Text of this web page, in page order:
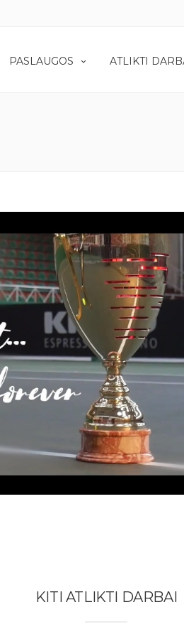
PASLAUGOS ATLIKTI
KITI ATLIKTI DARBAI